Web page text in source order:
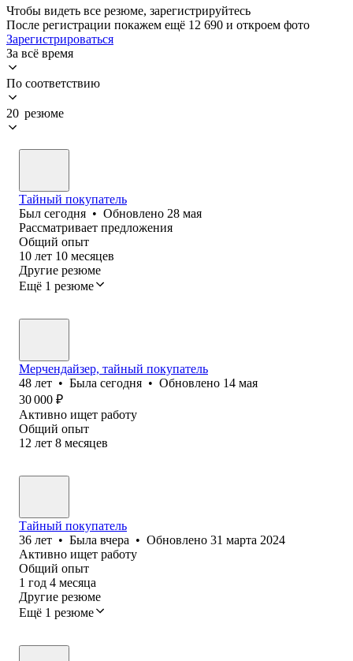
Чтобы видеть все резюме, зарегистрируйтесь
После регистрации покажем ещё 12 690 и откроем фото
Зарегистрироваться
За всё время
По соответствию
20 резюме
Тайный покупатель
Был сегодня • Обновлено 28 мая
Рассматривает предложения
Общий опыт
10 лет 10 месяцев
Другие резюме
Ещё 1 резюме
Мерчендайзер, тайный покупатель
48 лет • Была сегодня • Обновлено 14 мая
30 000 ₽
Активно ищет работу
Общий опыт
12 лет 8 месяцев
Тайный покупатель
36 лет • Была вчера • Обновлено 31 марта 2024
Активно ищет работу
Общий опыт
1 год 4 месяца
Другие резюме
Ещё 1 резюме